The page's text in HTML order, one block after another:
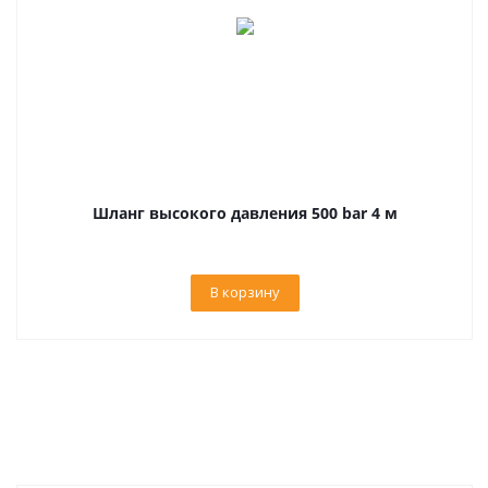
Шланг высокого давления 500 bar 4 м
В корзину